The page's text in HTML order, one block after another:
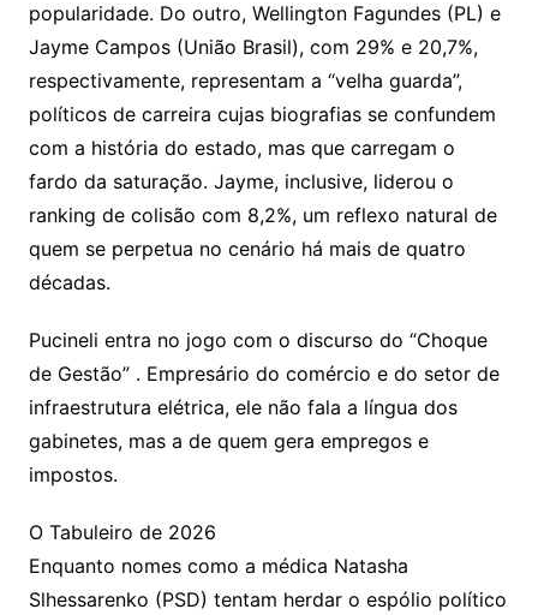
popularidade. Do outro, Wellington Fagundes (PL) e
Jayme Campos (União Brasil), com 29% e 20,7%,
respectivamente, representam a “velha guarda”,
políticos de carreira cujas biografias se confundem
com a história do estado, mas que carregam o
fardo da saturação. Jayme, inclusive, liderou o
ranking de colisão com 8,2%, um reflexo natural de
quem se perpetua no cenário há mais de quatro
décadas.
Pucineli entra no jogo com o discurso do “Choque
de Gestão” . Empresário do comércio e do setor de
infraestrutura elétrica, ele não fala a língua dos
gabinetes, mas a de quem gera empregos e
impostos.
O Tabuleiro de 2026
Enquanto nomes como a médica Natasha
Slhessarenko (PSD) tentam herdar o espólio político